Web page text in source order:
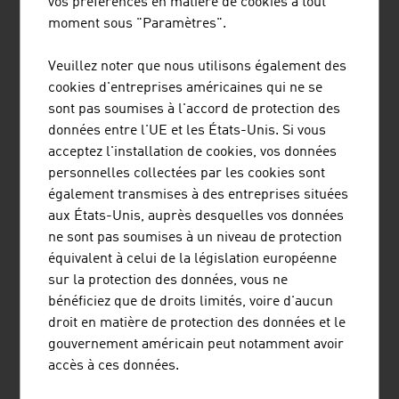
remontées mécaniques
Les 10 principales entreprises de transport et de
logistique en Autriche par chiffre d'affaires net en
millions d'euros (2024) :
1.
Österr. Bundesbahnen-Holding AG
(ÖBB-Holding AG)
5.707,00
2. Österreichische Post AG 3.123,10
LKW Walter Internationale
Transportorganisation AG
4. Gebrüder Weiss GmbH 2.710,00
5. cargo-partner Group Holding AG 2.566,00
moment sous "Paramètres".
Veuillez noter que nous utilisons également des
cookies d'entreprises américaines qui ne se
sont pas soumises à l'accord de protection des
données entre l'UE et les États-Unis. Si vous
acceptez l'installation de cookies, vos données
personnelles collectées par les cookies sont
également transmises à des entreprises situées
aux États-Unis, auprès desquelles vos données
ne sont pas soumises à un niveau de protection
équivalent à celui de la législation européenne
sur la protection des données, vous ne
bénéficiez que de droits limités, voire d'aucun
droit en matière de protection des données et le
gouvernement américain peut notamment avoir
accès à ces données.